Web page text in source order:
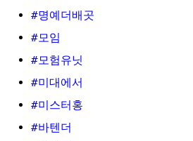
#명예더배곳
#모임
#모험유닛
#미대에서
#미스터홍
#바텐더